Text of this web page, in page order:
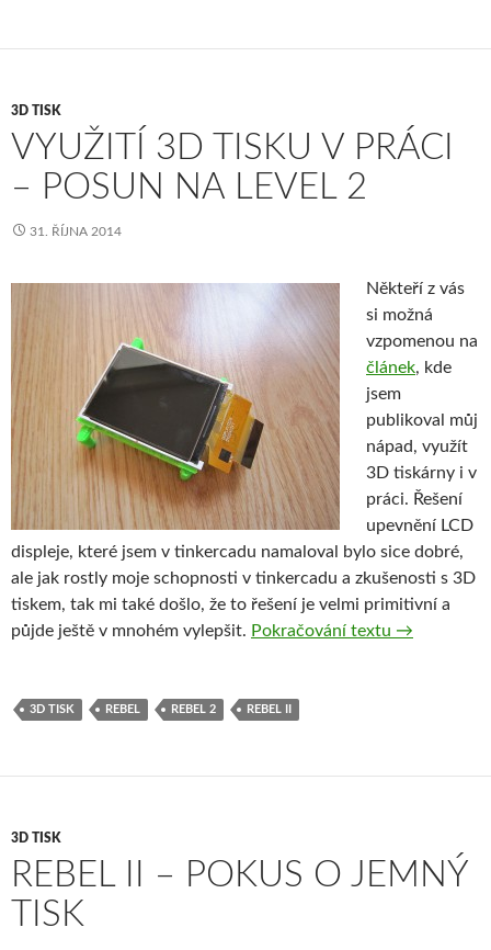
3D TISK
VYUŽITÍ 3D TISKU V PRÁCI
– POSUN NA LEVEL 2
31. ŘÍJNA 2014
Někteří z vás
si možná
vzpomenou na
článek, kde
jsem
publikoval můj
nápad, využít
3D tiskárny i v
práci. Řešení
upevnění LCD
displeje, které jsem v tinkercadu namaloval bylo sice dobré,
ale jak rostly moje schopnosti v tinkercadu a zkušenosti s 3D
tiskem, tak mi také došlo, že to řešení je velmi primitivní a
půjde ještě v mnohém vylepšit. Pokračování textu Využití 3D
→
3D TISK REBEL REBEL 2 REBEL II
3D TISK
REBEL II – POKUS O JEMNÝ
TISK